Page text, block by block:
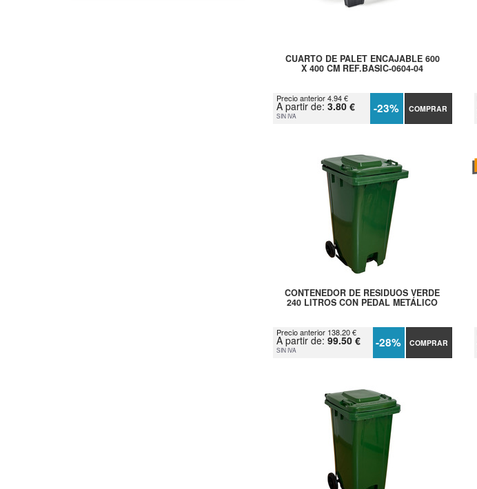
CUARTO DE PALET ENCAJABLE 600
X 400 CM REF.BASIC-0604-04
Precio anterior 4.94 €
A partir de: 3.80 €
SIN IVA -23% COMPRAR
CONTENEDOR DE RESIDUOS VERDE
240 LITROS CON PEDAL METÁLICO
Precio anterior 138.20 €
A partir de: 99.50 €
SIN IVA -28% COMPRAR